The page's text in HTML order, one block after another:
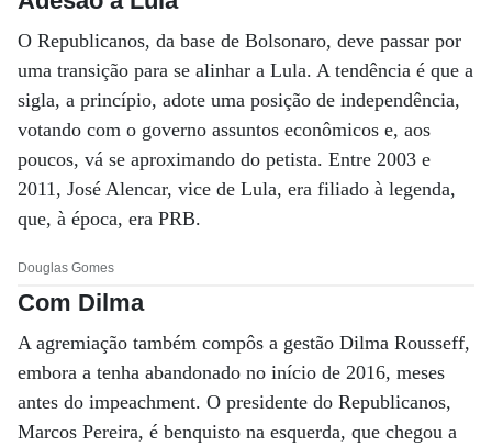
O Republicanos, da base de Bolsonaro, deve passar por
uma transição para se alinhar a Lula. A tendência é que a
sigla, a princípio, adote uma posição de independência,
votando com o governo assuntos econômicos e, aos
poucos, vá se aproximando do petista. Entre 2003 e
2011, José Alencar, vice de Lula, era filiado à legenda,
que, à época, era PRB.
Douglas Gomes
Com Dilma
A agremiação também compôs a gestão Dilma Rousseff,
embora a tenha abandonado no início de 2016, meses
antes do impeachment. O presidente do Republicanos,
Marcos Pereira, é benquisto na esquerda, que chegou a